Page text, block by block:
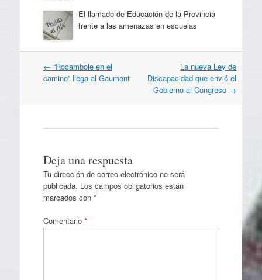
El llamado de Educación de la Provincia
frente a las amenazas en escuelas
Navegación
por
← “Rocambole en el
camino” llega al Gaumont
La nueva Ley de
Discapacidad que envió el
Gobierno al Congreso →
Deja una respuesta
Tu dirección de correo electrónico no será
publicada. Los campos obligatorios están
marcados con *
Comentario *